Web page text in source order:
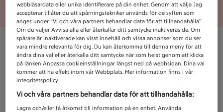
Unknown error
webbläsardata eller unika identifierare på din enhet. Genom att välja Jag
accepterar tillåter du att spårningstekniker används för de syften som
anges under ”Vi och våra partners behandlar data för att tillhandahålla”.
Om du väljer Avvisa alla eller återkallar ditt samtycke inaktiveras de. Om
spårare är inaktiverade kan visst innehåll och vissa annonser som du ser
vara mindre relevanta för dig. Du kan återkomma till denna meny för att
ändra dina val eller återkalla ditt samtycke när som helst genom att klicka
på länken Anpassa cookieinställningar längst ned på webbsidan. Dina val
kommer att ha effekt inom vår Webbplats. Mer information finns i vår
integritetspolicy.
Vi och våra partners behandlar data för att tillhandahålla:
Lagra och/eller få åtkomst till information på en enhet. Använda